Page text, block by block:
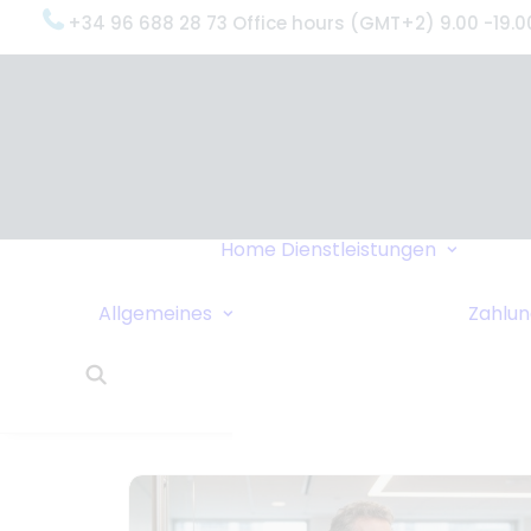
+34 96 688 28 73 Office hours (GMT+2) 9.00 -
Home Dienstleistungen
Allgemeines
Datenschutzrichtlinie